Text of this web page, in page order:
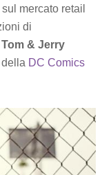
mercato retail
di
Tom & Jerry
DC Comics